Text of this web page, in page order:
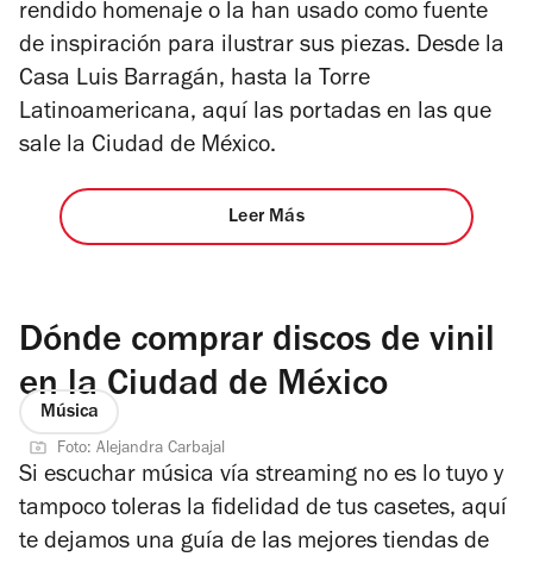
rendido homenaje o la han usado como fuente
de inspiración para ilustrar sus piezas. Desde la
Casa Luis Barragán, hasta la Torre
Latinoamericana, aquí las portadas en las que
sale la Ciudad de México.
Leer Más
Dónde comprar discos de vinil
en la Ciudad de México
Música
Foto: Alejandra Carbajal
Si escuchar música vía streaming no es lo tuyo y
tampoco toleras la fidelidad de tus casetes, aquí
te dejamos una guía de las mejores tiendas de